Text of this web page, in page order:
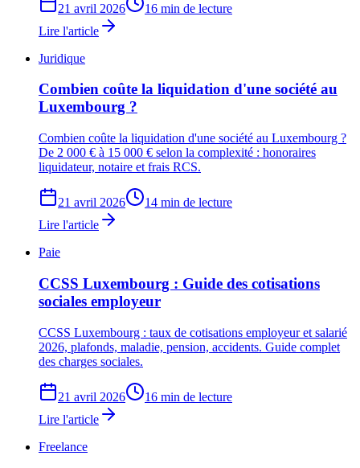
21 avril 2026
16 min de lecture
Lire l'article
Juridique
Combien coûte la liquidation d'une société au
Luxembourg ?
Combien coûte la liquidation d'une société au Luxembourg ?
De 2 000 € à 15 000 € selon la complexité : honoraires
liquidateur, notaire et frais RCS.
21 avril 2026
14 min de lecture
Lire l'article
Paie
CCSS Luxembourg : Guide des cotisations
sociales employeur
CCSS Luxembourg : taux de cotisations employeur et salarié
2026, plafonds, maladie, pension, accidents. Guide complet
des charges sociales.
21 avril 2026
16 min de lecture
Lire l'article
Freelance